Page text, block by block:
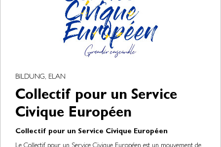
BILDUNG, ELAN
Collectif pour un Service
Civique Européen
Collectif pour un Service Civique Européen